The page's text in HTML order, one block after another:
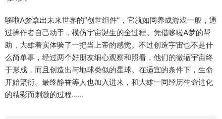
哆啦A梦拿出未来世界的“创世组件”，它就如同养成游戏一般，通
过操作者自己动手，模仿宇宙诞生的全过程。凭借哆啦A梦的帮
助，大雄着实体验了一把当上帝的感觉。不过创造宇宙也不是什
么简单事，经过两个好朋友细心观察和照看，他们的微缩宇宙终
于形成，而且创造出与地球类似的星球。在适宜的条件下，生命
开始繁衍。最终静香等人也加入进来，和大雄一同经历生命进化
的精彩而刺激的过程……